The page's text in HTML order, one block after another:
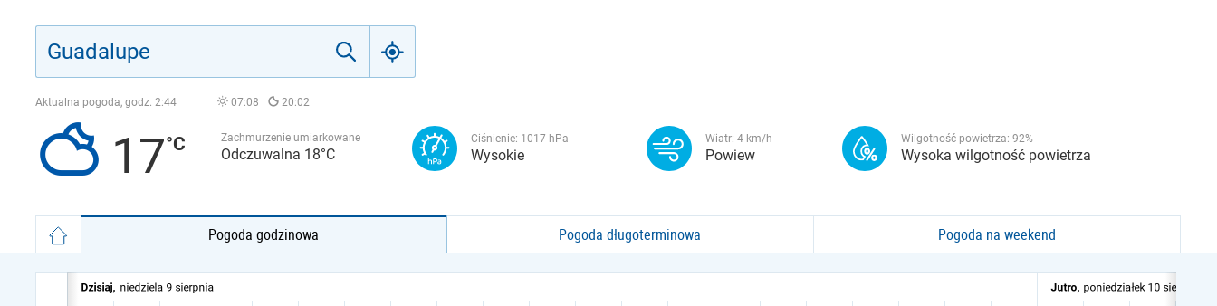
Aktualna pogoda, godz. 2:44 07:08 20:02
17 Zachmurzenie umiarkowane
Odczuwalna 18°C
Ciśnienie: 1017 hPa
Wysokie
Wiatr: 4 km/h
Powiew
Wilgotność powietrza: 92%
Wysoka wilgotność powietrza
Pogoda godzinowa Pogoda długoterminowa Pogoda na weekend